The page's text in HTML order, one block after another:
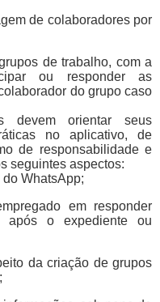
de colaboradores por
de trabalho, com a
ou responder as
do grupo caso
devem orientar seus
no aplicativo, de
de responsabilidade e
seguintes aspectos:
WhatsApp;
em responder
após o expediente ou
da criação de grupos